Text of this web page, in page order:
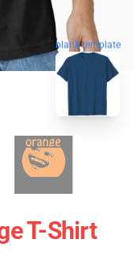
blank template
T-Shirt